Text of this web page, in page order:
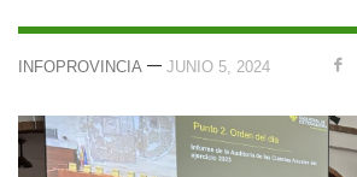
INFOPROVINCIA — JUNIO 5, 2024